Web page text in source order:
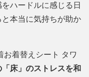
ハードルに感じる日
本当に気持ちが助か
お着替えシート タワ
床」のストレスを和